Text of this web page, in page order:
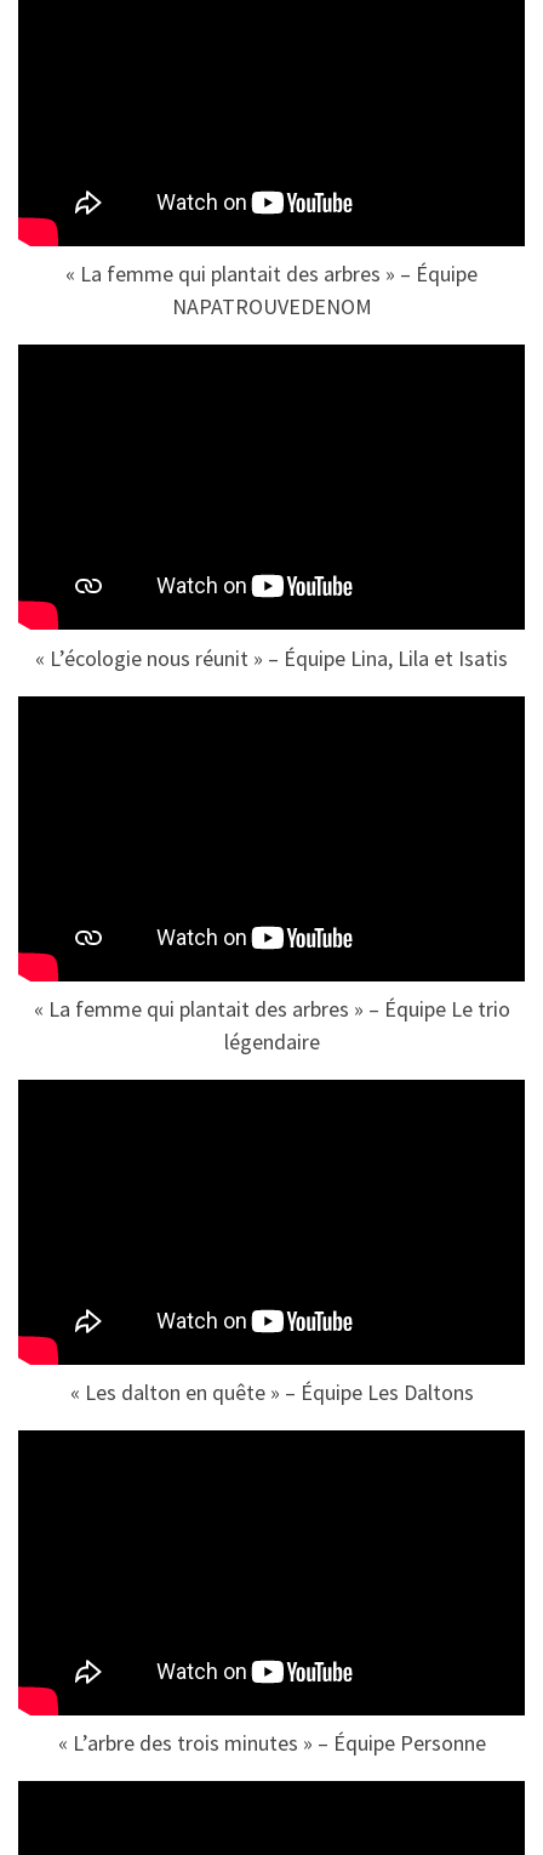
« La femme qui plantait des arbres » – Équipe
NAPATROUVEDENOM
« L’écologie nous réunit » – Équipe Lina, Lila et Isatis
« La femme qui plantait des arbres » – Équipe Le trio
légendaire
« Les dalton en quête » – Équipe Les Daltons
« L’arbre des trois minutes » – Équipe Personne